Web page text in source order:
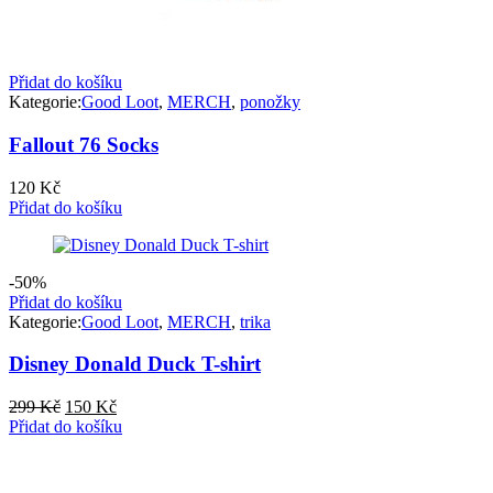
Přidat do košíku
Kategorie:Good Loot, MERCH, ponožky
Fallout 76 Socks
120 Kč
Přidat do košíku
-50%
Přidat do košíku
Kategorie:Good Loot, MERCH, trika
Disney Donald Duck T-shirt
299Kč Původní
cena
150 KčAktuální
cena
Přidat do košíku